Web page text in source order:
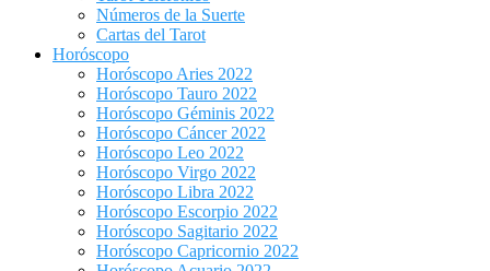
Números de la Suerte
Cartas del Tarot
Horóscopo
Horóscopo Aries 2022
Horóscopo Tauro 2022
Horóscopo Géminis 2022
Horóscopo Cáncer 2022
Horóscopo Leo 2022
Horóscopo Virgo 2022
Horóscopo Libra 2022
Horóscopo Escorpio 2022
Horóscopo Sagitario 2022
Horóscopo Capricornio 2022